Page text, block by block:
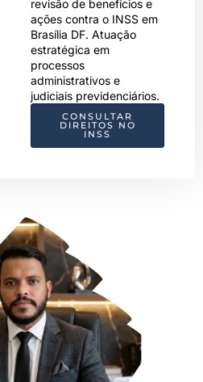
revisão de benefícios e
ações contra o INSS em
Brasília DF. Atuação
estratégica em
processos
administrativos e
judiciais previdenciários.
CONSULTAR
DIREITOS NO
INSS